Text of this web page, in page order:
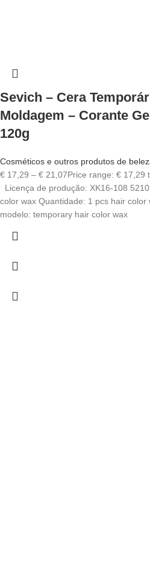
Sevich – Cera
Moldagem – Corante
120g
Cosméticos e outros produtos de
€ 17,29 – € 21,07Price range: € 17,29
Licença de produção: XK16-108
color wax Quantidade: 1 pcs hair color
modelo: temporary hair color wax